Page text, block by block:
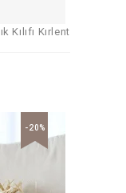
Kılıfı Kırlent
-20%